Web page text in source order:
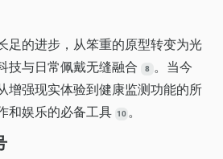
足的进步，从笨重的原型转变为光
技与日常佩戴无缝融合
8 。当今
增强现实体验到健康监测功能的所
和娱乐的必备工具 10 。